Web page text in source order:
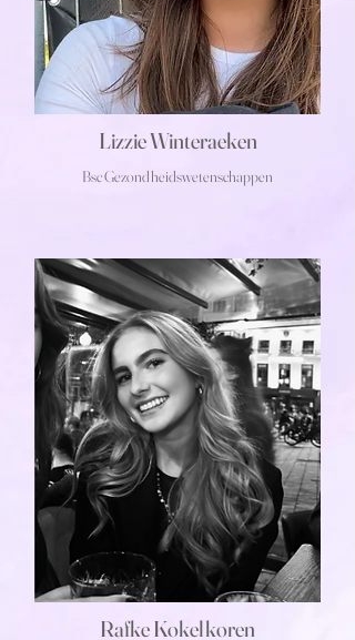
Lizzie Winteraeken
Bsc Gezondheidswetenschappen
Rafke Kokelkoren